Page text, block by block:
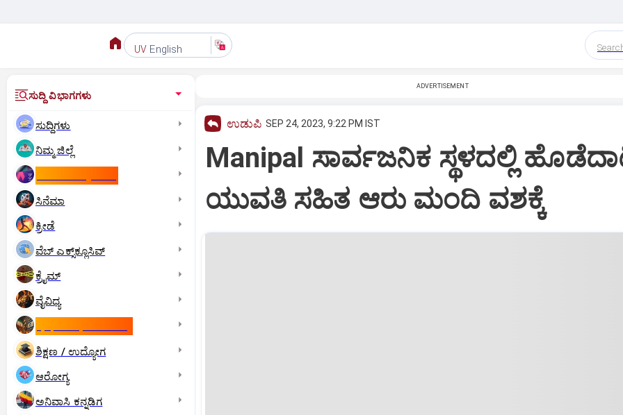
UV English
ಸುದ್ದಿ ವಿಭಾಗಗಳು
ಸುದ್ದಿಗಳು
ನಿಮ್ಮ ಜಿಲ್ಲೆ
ಸಿನೆಮಾ
ಕ್ರೀಡೆ
ವೆಬ್ ಎಕ್ಸ್‌ಕ್ಲೂಸಿವ್
ಕ್ರೈಮ್
ವೈವಿಧ್ಯ
ಶಿಕ್ಷಣ / ಉದ್ಯೋಗ
ಆರೋಗ್ಯ
ಅನಿವಾಸಿ ಕನ್ನಡಿಗ
ADVERTISEMENT
ಉಡುಪಿ SEP 24, 2023, 9:22 PM IST
Manipal ಸಾರ್ವಜನಿಕ ಸ್ಥಳದಲ್ಲಿ
ಯುವತಿ ಸಹಿತ ಆರು ಮಂದಿ ವಶಕ್ಕೆ